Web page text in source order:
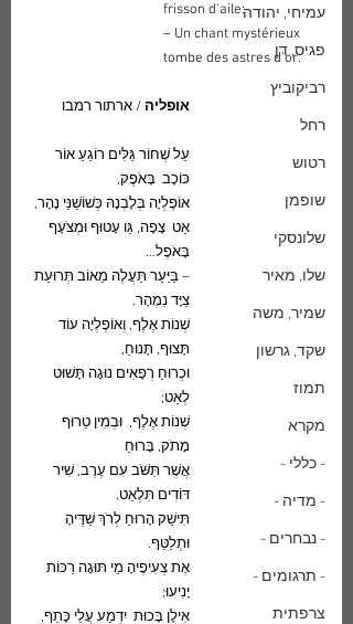
עמיחי, יהודה
פגיס, דן
רביקוביץ
רחל
רטוש
שופמן
שלונסקי
שלו, מאיר
שמיר, משה
שקד, גרשון
תמוז
מקרא
- כללי -
- מדיה -
- נבחרים -
- תרגומים -
צרפתית
frisson d'aile:
– Un chant mystérieux
tombe des astres d'or.
אופליה / ארתור רמבו
עַל שְׁחוֹר גַּלִּים רוֹגֵעַ אוֹר
כּוֹכָב  בָּאֹפֶק,
אוֹפֶלְיָה בְּלָבְנָהּ כְּשׁוֹשַׁנֵּי נָהָר,
אַט  צָפָה, גֵּו עָטוּף וּמְצֹעָף
בָּאֹפֶל…
– בַּיַּעַר תַּעֲלֶה מֵאוֹב תְּרוּעַת
צַיָּד נִמְהָר.
שְׁנוֹת אֶלֶף, וְאוֹפֶלְיָה עוֹד
תָּצוּף, תָּנוּחַ,
וּכְרוּחַ רְפָאִים נוּגָה תָּשׁוּט
לְאַט;
שְׁנוֹת אֶלֶף,  וּבְמִין טֵרוּף
מָתֹק, בָּרוּחַ
אֲשֶׁר תִּשֹּׁב עִם עֶרֶב, שִׁיר
דּוֹדִים תִּלְאַט.
תִּישַׁק הָרוּחַ לְרֹךְ שַׁדֶּיהָ
וּתְלַטֵּף.
אֶת צְעִיפֶיהָ מֵי תּוּגָה רַכּוֹת
יָנִיעוּ;
אִילָן בָּכוּת  יִדְמַע עֲלֵי כָּתֵף,